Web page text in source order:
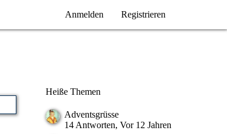
Anmelden Registrieren
Heiße Themen
Adventsgrüsse
14 Antworten, Vor 12 Jahren